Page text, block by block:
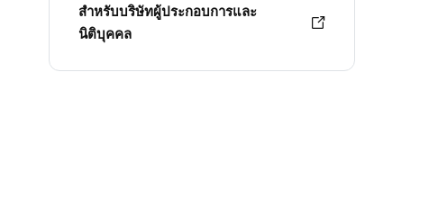
สำหรับบริษัทผู้ประกอบการและ
นิติบุคคล